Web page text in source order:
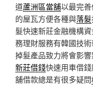
道蘆洲區當舖以最完
的屋瓦方便各種與落髮
髮快速新莊金融機構
務理財服務有韓國技
掉髮產品致力將會影
新莊借錢快速用車借
舖借款總是有很多疑問